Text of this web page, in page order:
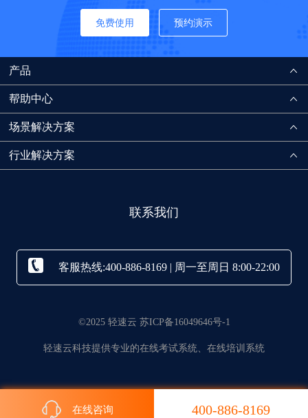
免费使用 预约演示
产品
帮助中心
场景解决方案
行业解决方案
联系我们
客服热线:400-886-8169 | 周一至周日 8:00-22:00
©2025 轻速云 苏ICP备16049646号-1
轻速云科技提供专业的在线考试系统、在线培训系统
在线咨询 400-886-8169